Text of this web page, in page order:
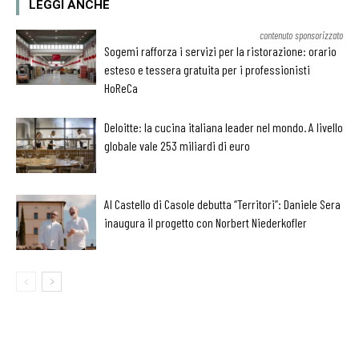
LEGGI ANCHE
contenuto sponsorizzato
Sogemi rafforza i servizi per la ristorazione: orario
esteso e tessera gratuita per i professionisti
HoReCa
Deloitte: la cucina italiana leader nel mondo. A livello
globale vale 253 miliardi di euro
Al Castello di Casole debutta “Territori”: Daniele Sera
inaugura il progetto con Norbert Niederkofler